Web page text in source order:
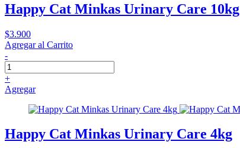
Happy Cat Minkas Urinary Care 10kg
$3.900
Agregar al Carrito
-
+
Agregar
Happy Cat Minkas Urinary Care 4kg